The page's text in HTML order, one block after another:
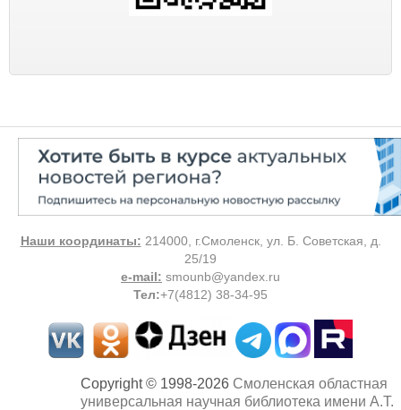
Наши координаты: 214000, г.Смоленск, ул. Б. Советская, д.
25/19
e-mail: smounb@yandex.ru
Тел:+7(4812) 38-34-95
Copyright © 1998-2026 Смоленская областная
универсальная научная библиотека имени А.Т.